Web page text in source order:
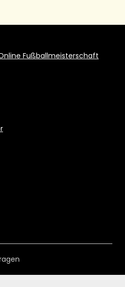
Fußballmeisterschaft